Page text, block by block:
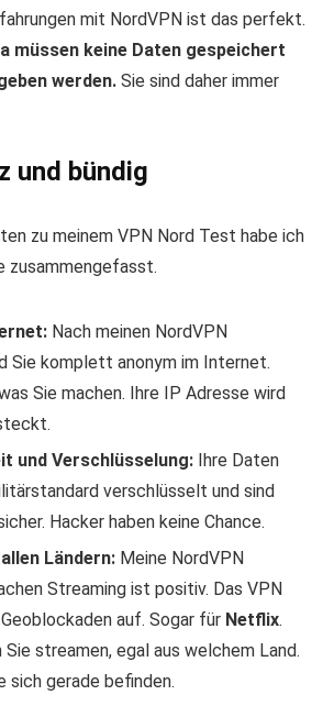
mit NordVPN ist das perfekt.
müssen keine Daten gespeichert
werden. Sie sind daher immer
und bündig
zu meinem VPN Nord Test habe ich
zusammengefasst.
Nach meinen NordVPN
Sie komplett anonym im Internet.
Sie machen. Ihre IP Adresse wird
und Verschlüsselung: Ihre Daten
verschlüsselt und sind
Hacker haben keine Chance.
Ländern: Meine NordVPN
Streaming ist positiv. Das VPN
auf. Sogar für Netflix.
Sie streamen, egal aus welchem Land.
sich gerade befinden.